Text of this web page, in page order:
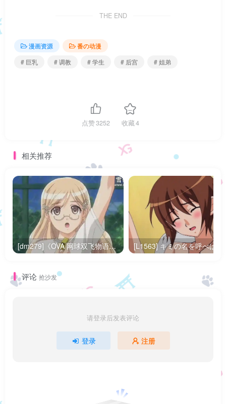
THE END
漫画资源
番の动漫
# 巨乳
# 调教 # 学生 # 后宫 # 姐弟
点赞3252 收藏4
相关推荐
[dm279]《OVA 网球双飞物语フォルト！！》全3集百度网盘下载
评论 抢沙发
请登录后发表评论
登录 注册